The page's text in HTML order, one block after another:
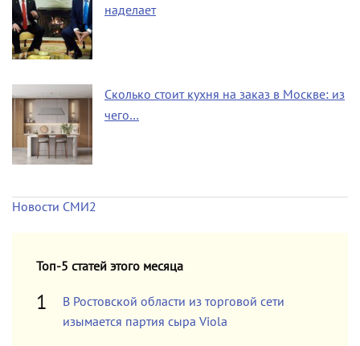
наделает
Сколько стоит кухня на заказ в Москве: из
чего…
Новости СМИ2
Топ-5 статей этого месяца
В Ростовской области из торговой сети
изымается партия сыра Viola